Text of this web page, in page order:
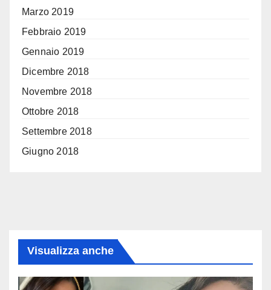
Marzo 2019
Febbraio 2019
Gennaio 2019
Dicembre 2018
Novembre 2018
Ottobre 2018
Settembre 2018
Giugno 2018
Visualizza anche